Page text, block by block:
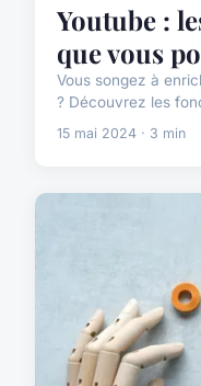
Youtube :
que vous
Vous songez à
? Découvrez les
15 mai 2024 · 3 min